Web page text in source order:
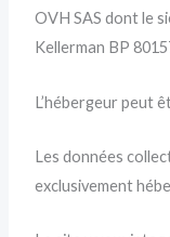
OVH SAS dont le
Kellerman BP
L’hébergeur peut
Les données
exclusivement